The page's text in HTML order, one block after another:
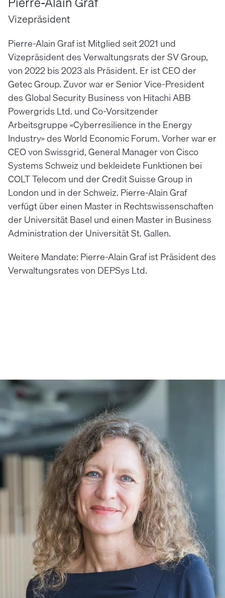
Vizepräsident
Pierre-Alain Graf ist Mitglied seit 2021 und
Vizepräsident des Verwaltungsrats der SV Group,
von 2022 bis 2023 als Präsident. Er ist CEO der
Getec Group. Zuvor war er Senior Vice-President
des Global Security Business von Hitachi ABB
Powergrids Ltd. und Co-Vorsitzender
Arbeitsgruppe «Cyberresilience in the Energy
Industry» des World Economic Forum. Vorher war er
CEO von Swissgrid, General Manager von Cisco
Systems Schweiz und bekleidete Funktionen bei
COLT Telecom und der Credit Suisse Group in
London und in der Schweiz. Pierre-Alain Graf
verfügt über einen Master in Rechtswissenschaften
der Universität Basel und einen Master in Business
Administration der Universität St. Gallen.
Weitere Mandate: Pierre-Alain Graf ist Präsident des
Verwaltungsrates von DEPSys Ltd.